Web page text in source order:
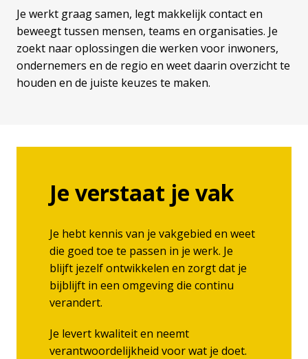
Je werkt graag samen, legt makkelijk contact en
beweegt tussen mensen, teams en organisaties. Je
zoekt naar oplossingen die werken voor inwoners,
ondernemers en de regio en weet daarin overzicht te
houden en de juiste keuzes te maken.
Je verstaat je vak
Je hebt kennis van je vakgebied en weet
die goed toe te passen in je werk. Je
blijft jezelf ontwikkelen en zorgt dat je
bijblijft in een omgeving die continu
verandert.
Je levert kwaliteit en neemt
verantwoordelijkheid voor wat je doet.